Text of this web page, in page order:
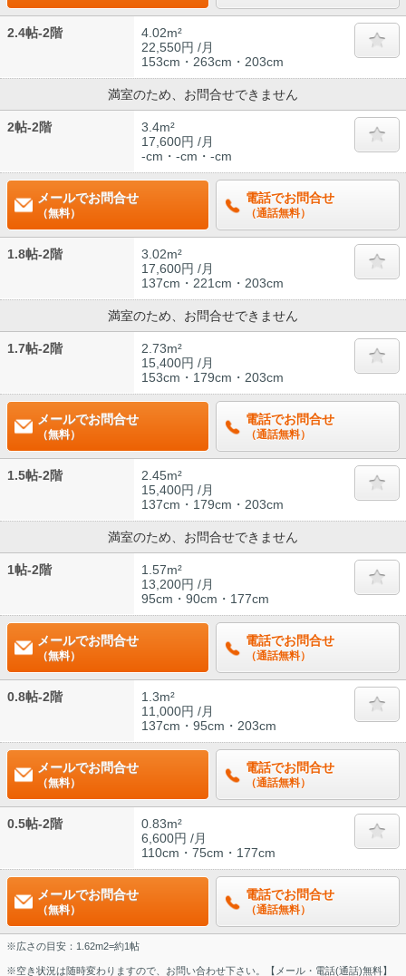
2.4帖-2階
4.02m²
22,550円 /月
153cm・263cm・203cm
満室のため、お問合せできません
2帖-2階
3.4m²
17,600円 /月
-cm・-cm・-cm
メールでお問合せ
（無料）
電話でお問合せ
（通話無料）
1.8帖-2階
3.02m²
17,600円 /月
137cm・221cm・203cm
満室のため、お問合せできません
1.7帖-2階
2.73m²
15,400円 /月
153cm・179cm・203cm
メールでお問合せ
（無料）
電話でお問合せ
（通話無料）
1.5帖-2階
2.45m²
15,400円 /月
137cm・179cm・203cm
満室のため、お問合せできません
1帖-2階
1.57m²
13,200円 /月
95cm・90cm・177cm
メールでお問合せ
（無料）
電話でお問合せ
（通話無料）
0.8帖-2階
1.3m²
11,000円 /月
137cm・95cm・203cm
メールでお問合せ
（無料）
電話でお問合せ
（通話無料）
0.5帖-2階
0.83m²
6,600円 /月
110cm・75cm・177cm
メールでお問合せ
（無料）
電話でお問合せ
（通話無料）
※広さの目安：1.62m2=約1帖
※空き状況は随時変わりますので、お問い合わせ下さい。【メール・電話(通話)無料】